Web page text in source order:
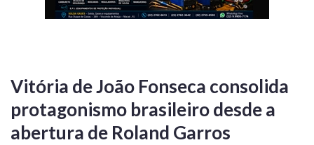
Vitória de João Fonseca consolida
protagonismo brasileiro desde a
abertura de Roland Garros